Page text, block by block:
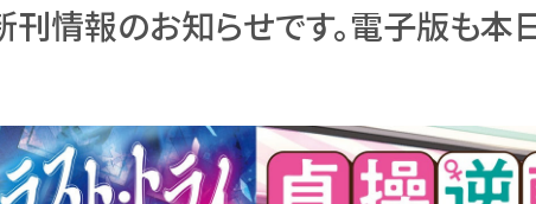
情報のお知らせです。電子版も本日